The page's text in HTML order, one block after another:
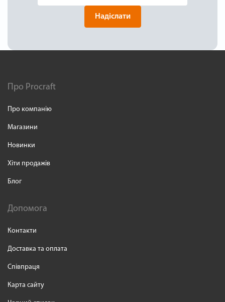
Надіслати
Про Procraft
Про компанію
Магазини
Новинки
Хіти продажів
Блог
Допомога
Контакти
Доставка та оплата
Співпраця
Карта сайту